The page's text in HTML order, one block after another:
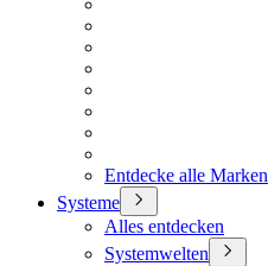
Entdecke alle Marken
Systeme
Alles entdecken
Systemwelten